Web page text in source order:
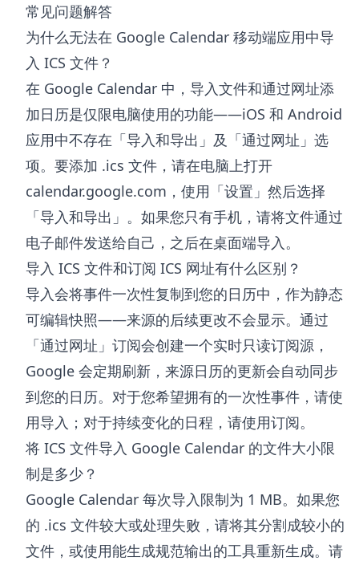
常见问题解答
为什么无法在 Google Calendar 移动端应用中导
入 ICS 文件？
在 Google Calendar 中，导入文件和通过网址添
加日历是仅限电脑使用的功能——iOS 和 Android
应用中不存在「导入和导出」及「通过网址」选
项。要添加 .ics 文件，请在电脑上打开
calendar.google.com，使用「设置」然后选择
「导入和导出」。如果您只有手机，请将文件通过
电子邮件发送给自己，之后在桌面端导入。
导入 ICS 文件和订阅 ICS 网址有什么区别？
导入会将事件一次性复制到您的日历中，作为静态
可编辑快照——来源的后续更改不会显示。通过
「通过网址」订阅会创建一个实时只读订阅源，
Google 会定期刷新，来源日历的更新会自动同步
到您的日历。对于您希望拥有的一次性事件，请使
用导入；对于持续变化的日程，请使用订阅。
将 ICS 文件导入 Google Calendar 的文件大小限
制是多少？
Google Calendar 每次导入限制为 1 MB。如果您
的 .ics 文件较大或处理失败，请将其分割成较小的
文件，或使用能生成规范输出的工具重新生成。请